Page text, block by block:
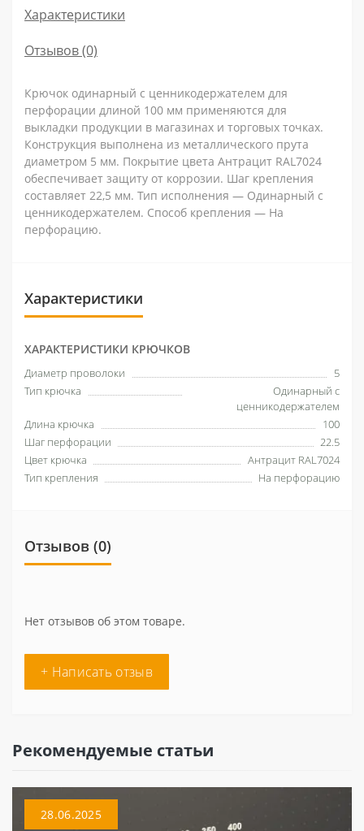
Характеристики
Отзывов (0)
Крючок одинарный с ценникодержателем для
перфорации длиной 100 мм применяются для
выкладки продукции в магазинах и торговых точках.
Конструкция выполнена из металлического прута
диаметром 5 мм. Покрытие цвета Антрацит RAL7024
обеспечивает защиту от коррозии. Шаг крепления
составляет 22,5 мм. Тип исполнения — Одинарный с
ценникодержателем. Способ крепления — На
перфорацию.
Характеристики
ХАРАКТЕРИСТИКИ КРЮЧКОВ
Диаметр проволоки
5
Тип крючка
Одинарный с
ценникодержателем
Длина крючка
100
Шаг перфорации
22.5
Цвет крючка
Антрацит RAL7024
Тип крепления
На перфорацию
Отзывов (0)
Нет отзывов об этом товаре.
+ Написать отзыв
Рекомендуемые статьи
28.06.2025